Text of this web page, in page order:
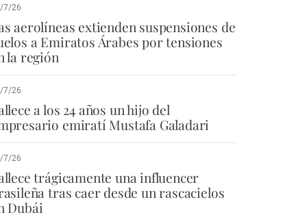
7/26
aerolíneas extienden suspensiones de
a Emiratos Árabes por tensiones
la región
7/26
a los 24 años un hijo del
emiratí Mustafa Galadari
7/26
trágicamente una influencer
tras caer desde un rascacielos
Dubái